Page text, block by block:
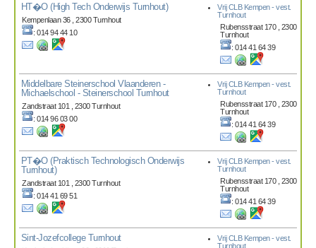
HT�O (High Tech Onderwijs Turnhout)
Kempenlaan 36 , 2300 Turnhout
: 014 94 44 10
Vrij CLB Kempen - vest.
Turnhout
Rubensstraat 170 , 2300
Turnhout
: 014 41 64 39
Middelbare Steinerschool Vlaanderen -
Michaelschool - Steinerschool Turnhout
Zandstraat 101 , 2300 Turnhout
: 014 96 03 00
Vrij CLB Kempen - vest.
Turnhout
Rubensstraat 170 , 2300
Turnhout
: 014 41 64 39
PT�O (Praktisch Technologisch Onderwijs
Turnhout)
Zandstraat 101 , 2300 Turnhout
: 014 41 69 51
Vrij CLB Kempen - vest.
Turnhout
Rubensstraat 170 , 2300
Turnhout
: 014 41 64 39
Sint-Jozefcollege Turnhout
Vrij CLB Kempen - vest.
Turnhout